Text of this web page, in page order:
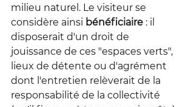
milieu naturel. Le visiteur se
considère ainsi bénéficiaire : il
disposerait d'un droit de
jouissance de ces "espaces verts",
lieux de détente ou d'agrément
dont l'entretien relèverait de la
responsabilité de la collectivité